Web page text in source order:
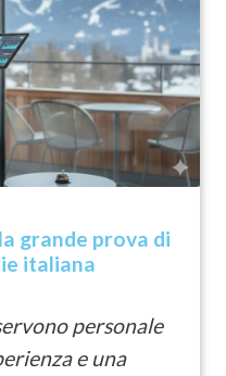
grande prova di
italiana
personale
e una